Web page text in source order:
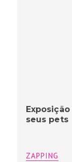
seus pets
ZAPPING